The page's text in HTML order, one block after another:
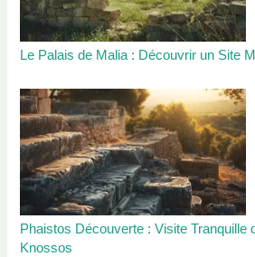
Le Palais de Malia : Découvrir un Site
Phaistos Découverte : Visite Tranquille
Knossos